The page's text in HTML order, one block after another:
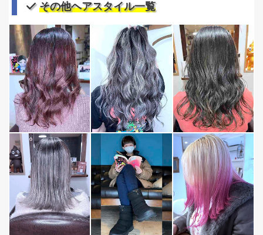
その他ヘアスタイル一覧